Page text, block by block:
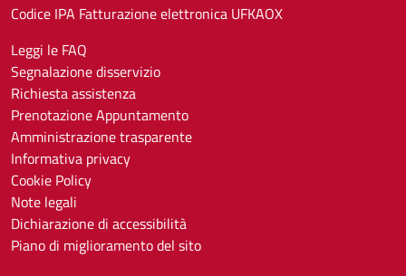
Codice IPA Fatturazione elettronica UFKAOX
Leggi le FAQ
Segnalazione disservizio
Richiesta assistenza
Prenotazione Appuntamento
Amministrazione trasparente
Informativa privacy
Cookie Policy
Note legali
Dichiarazione di accessibilità
Piano di miglioramento del sito